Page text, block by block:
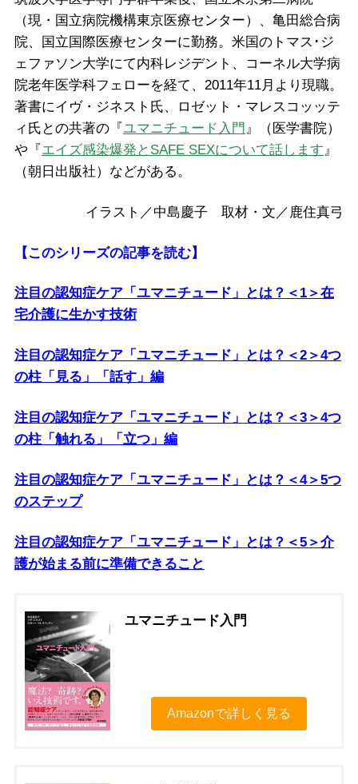
（現・国立病院機構東京医療センター）、亀田総合病
院、国立国際医療センターに勤務。米国のトマス･ジ
ェファソン大学にて内科レジデント、コーネル大学病
院老年医学科フェローを経て、2011年11月より現職。
著書にイヴ・ジネスト氏、ロゼット・マレスコッッテ
ィ氏との共著の『ユマニチュード入門 』（医学書院）
や『エイズ感染爆発とSAFE SEXについて話します』
（朝日出版社）などがある。
イラスト／中島慶子 取材・文／鹿住真弓
【このシリーズの記事を読む】
注目の認知症ケア「ユマニチュード」とは？＜1＞在
宅介護に生かす技術
注目の認知症ケア「ユマニチュード」とは？＜2＞4つ
の柱「見る」「話す」編
注目の認知症ケア「ユマニチュード」とは？＜3＞4つ
の柱「触れる」「立つ」編
注目の認知症ケア「ユマニチュード」とは？＜4＞5つ
のステップ
注目の認知症ケア「ユマニチュード」とは？＜5＞介
護が始まる前に準備できること
ユマニチュード入門
Amazonで詳しく見る